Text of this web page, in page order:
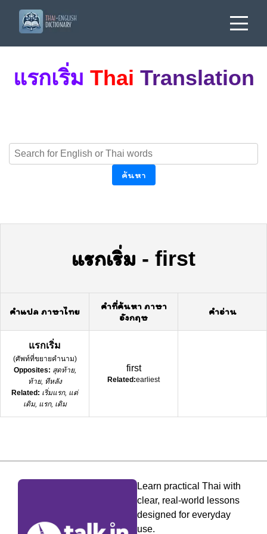
แรกเริ่ม Thai Translation
ค้นหา
แรกเริ่ม - first
คำแปล ภาษาไทย
คำที่ค้นหา ภาษา
อังกฤษ
คำอ่าน
แรกเริ่ม
(ศัพท์ที่ขยายคำนาม)
Opposites: สุดท้าย,
ท้าย, ทีหลัง
Related: เริ่มแรก, แต่
เดิม, แรก, เดิม
first
Related:earliest
Learn practical Thai with
clear, real-world lessons
designed for everyday
use.